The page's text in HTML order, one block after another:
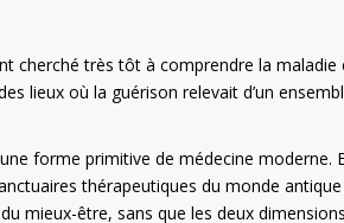
cherché très tôt à comprendre la
lieux où la guérison relevait d’un
forme primitive de médecine moderne.
thérapeutiques du monde
mieux-être, sans que les deux